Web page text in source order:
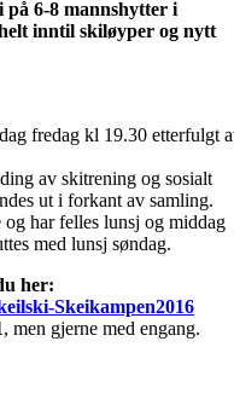
på 6-8 mannshytter i
inntil skiløyper og nytt
fredag kl 19.30 etterfulgt
av skitrening og sosialt
ut i forkant av samling.
har felles lunsj og middag
med lunsj søndag.
her:
Skeikampen2016
, men gjerne med engang.